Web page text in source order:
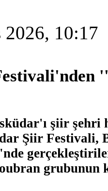
2026, 10:17
şiir şehri
Şiir Festivali,
grubunun